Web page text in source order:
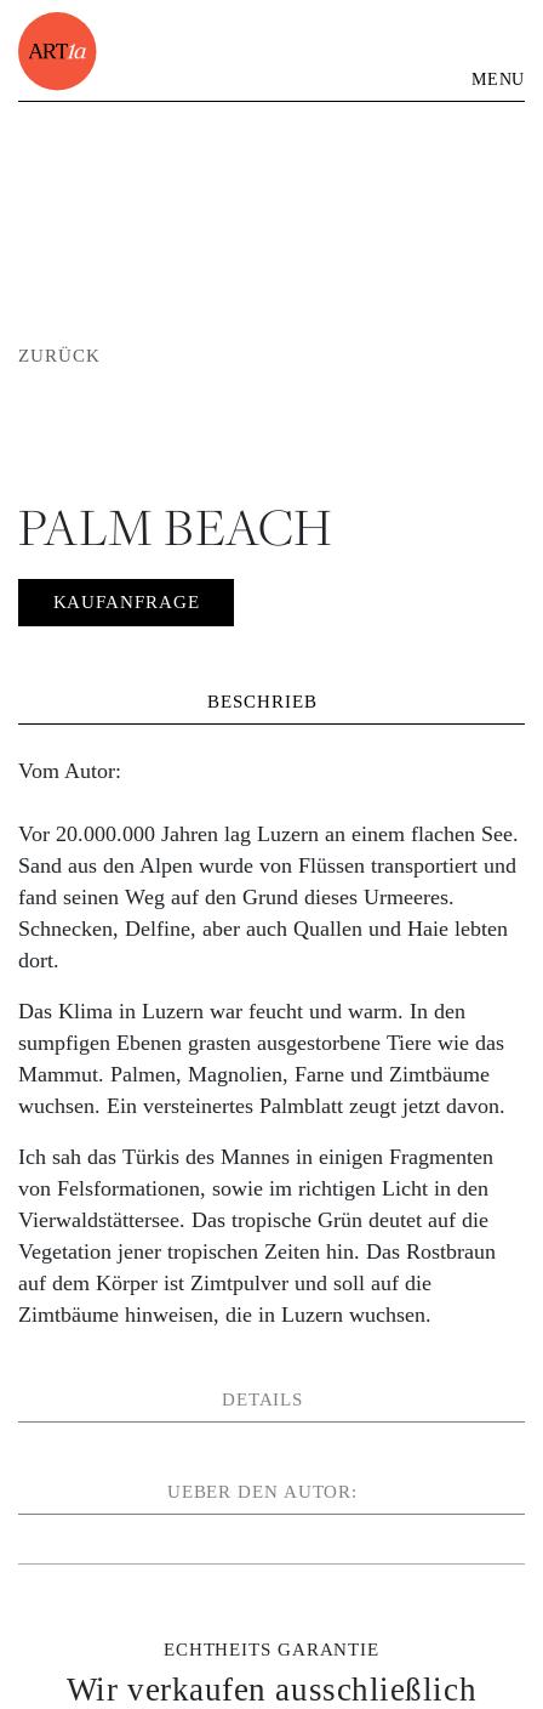
MENU
ZURÜCK
PALM BEACH
KAUFANFRAGE
BESCHRIEB
Vom Autor:
Vor 20.000.000 Jahren lag Luzern an einem flachen See.
Sand aus den Alpen wurde von Flüssen transportiert und
fand seinen Weg auf den Grund dieses Urmeeres.
Schnecken, Delfine, aber auch Quallen und Haie lebten
dort.
Das Klima in Luzern war feucht und warm. In den
sumpfigen Ebenen grasten ausgestorbene Tiere wie das
Mammut. Palmen, Magnolien, Farne und Zimtbäume
wuchsen. Ein versteinertes Palmblatt zeugt jetzt davon.
Ich sah das Türkis des Mannes in einigen Fragmenten
von Felsformationen, sowie im richtigen Licht in den
Vierwaldstättersee. Das tropische Grün deutet auf die
Vegetation jener tropischen Zeiten hin. Das Rostbraun
auf dem Körper ist Zimtpulver und soll auf die
Zimtbäume hinweisen, die in Luzern wuchsen.
DETAILS
UEBER DEN AUTOR:
ECHTHEITS GARANTIE
Wir verkaufen ausschließlich